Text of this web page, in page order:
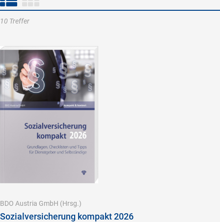
10 Treffer
BDO Austria GmbH (Hrsg.)
Sozialversicherung kompakt 2026